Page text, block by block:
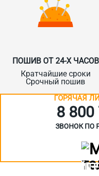
ПОШИВ ОТ 24-Х ЧАСОВ
Кратчайшие сроки
Срочный пошив
ГОРЯЧАЯ
8 800
ЗВОНОК ПО